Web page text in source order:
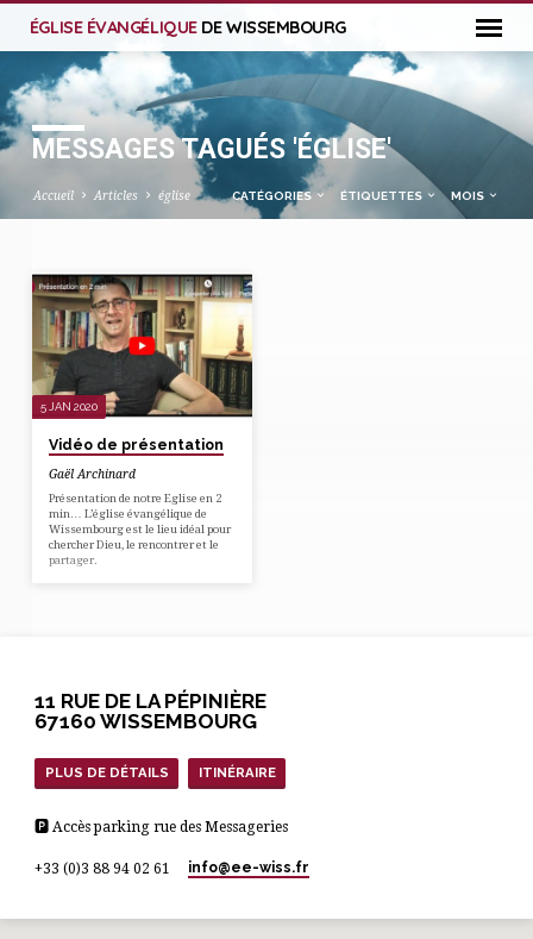
ÉGLISE ÉVANGÉLIQUE DE WISSEMBOURG
MESSAGES TAGUÉS 'ÉGLISE'
Accueil Articles église CATÉGORIES ÉTIQUETTES MOIS
MESSAGES
TAGUÉS
'ÉGLISE'
5 JAN 2020
Vidéo de présentation
Gaël Archinard
Présentation de notre Eglise en 2
min… L’église évangélique de
Wissembourg est le lieu idéal pour
chercher Dieu, le rencontrer et le
partager.
11 RUE DE LA PÉPINIÈRE
67160 WISSEMBOURG
PLUS DE DÉTAILS ITINÉRAIRE
🅿 Accès parking rue des Messageries
+33 (0)3 88 94 02 61 info​@ee-wiss.fr